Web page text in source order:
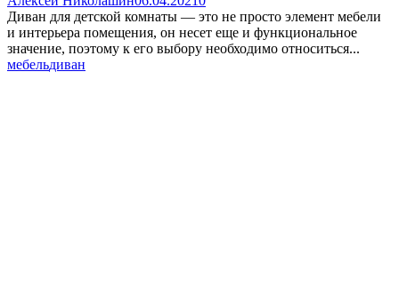
Диван для детской комнаты — это не просто элемент мебели
и интерьера помещения, он несет еще и функциональное
значение, поэтому к его выбору необходимо относиться...
мебельдиван